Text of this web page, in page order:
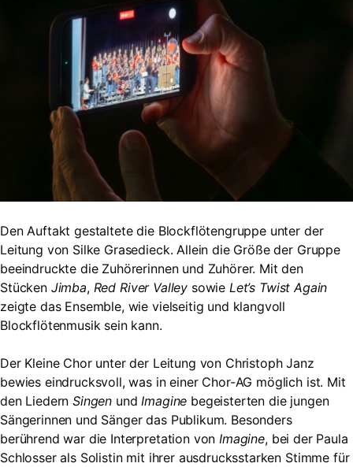
Den Auftakt gestaltete die Blockflötengruppe unter der
Leitung von Silke Grasedieck. Allein die Größe der Gruppe
beeindruckte die Zuhörerinnen und Zuhörer. Mit den
Stücken Jimba, Red River Valley sowie Let’s Twist Again
zeigte das Ensemble, wie vielseitig und klangvoll
Blockflötenmusik sein kann.
Der Kleine Chor unter der Leitung von Christoph Janz
bewies eindrucksvoll, was in einer Chor-AG möglich ist. Mit
den LiedernSingen undImagine begeisterten die jungen
Sängerinnen und Sänger das Publikum. Besonders
berührend war die Interpretation vonImagine, bei der Paula
Schlosser als Solistin mit ihrer ausdrucksstarken Stimme für